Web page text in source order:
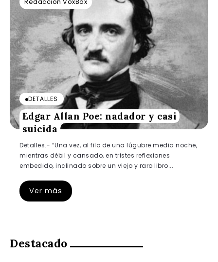
Redacción VoxBox
DETALLES
Edgar Allan Poe: nadador y casi
suicida
Detalles.- “Una vez, al filo de una lúgubre media noche,
mientras débil y cansado, en tristes reflexiones
embedido, inclinado sobre un viejo y raro libro...
Ver más
Destacado